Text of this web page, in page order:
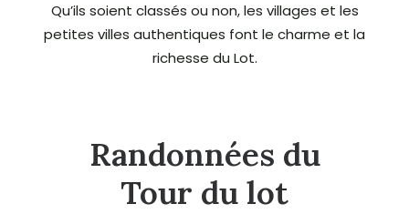
Qu’ils soient classés ou non, les villages et les
petites villes authentiques font le charme et la
richesse du Lot.
Randonnées du
Tour du lot